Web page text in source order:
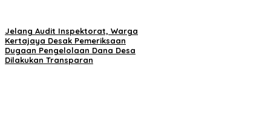
Jelang Audit Inspektorat, Warga
Kertajaya Desak Pemeriksaan
Dugaan Pengelolaan Dana Desa
Dilakukan Transparan